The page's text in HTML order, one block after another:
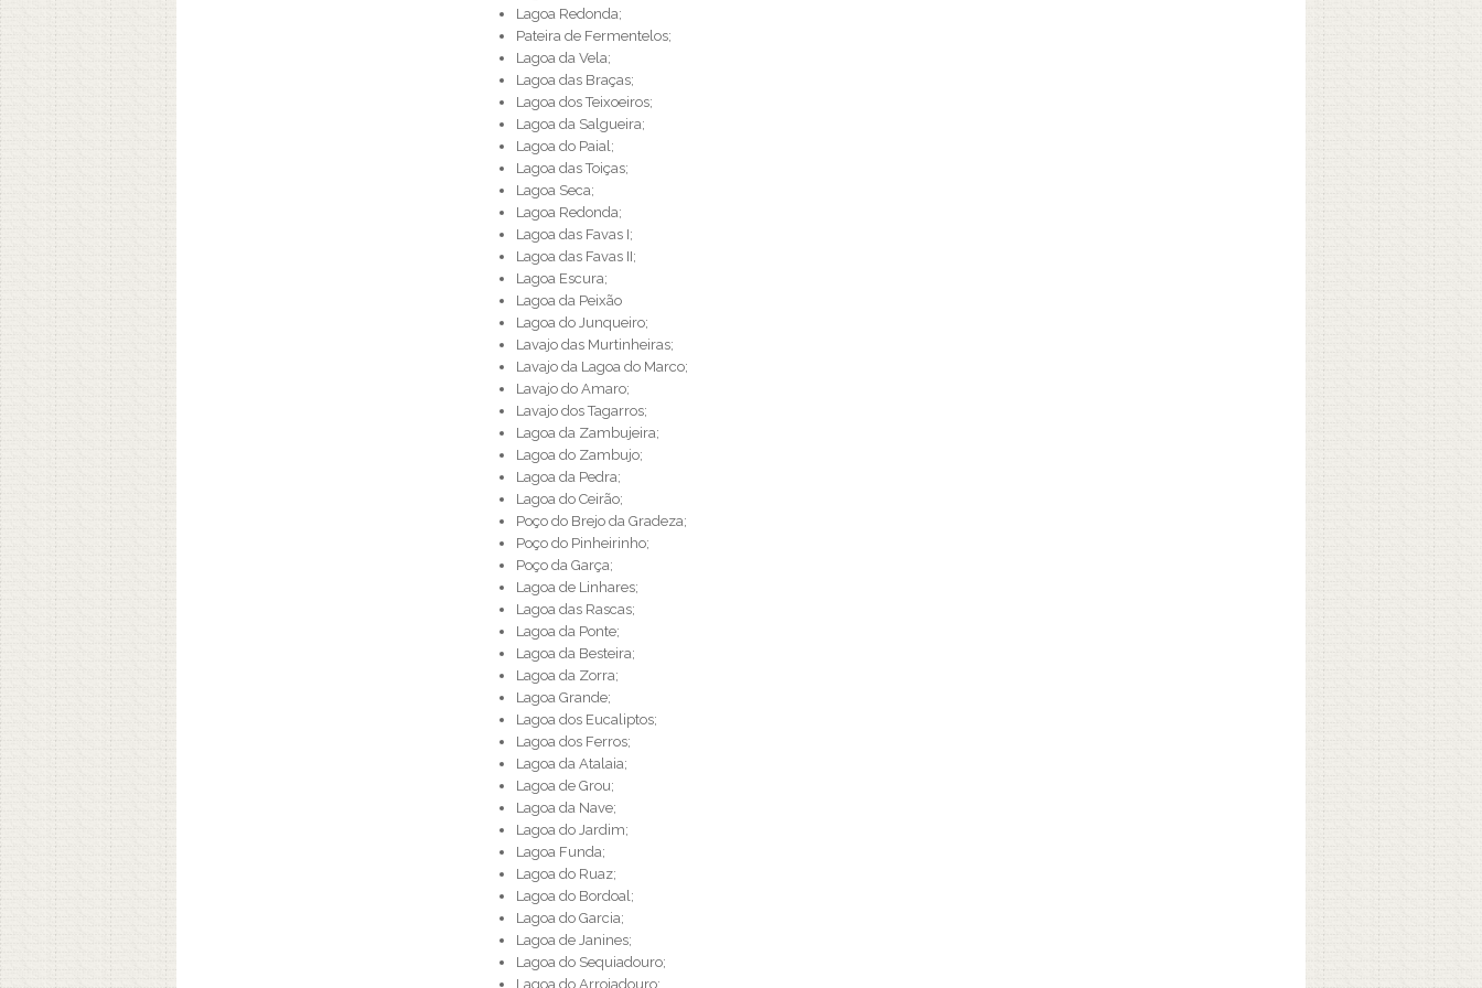
Lagoa Redonda;
Pateira de Fermentelos;
Lagoa da Vela;
Lagoa das Braças;
Lagoa dos Teixoeiros;
Lagoa da Salgueira;
Lagoa do Paial;
Lagoa das Toiças;
Lagoa Seca;
Lagoa Redonda;
Lagoa das Favas I;
Lagoa das Favas II;
Lagoa Escura;
Lagoa da Peixão
Lagoa do Junqueiro;
Lavajo das Murtinheiras;
Lavajo da Lagoa do Marco;
Lavajo do Amaro;
Lavajo dos Tagarros;
Lagoa da Zambujeira;
Lagoa do Zambujo;
Lagoa da Pedra;
Lagoa do Ceirão;
Poço do Brejo da Gradeza;
Poço do Pinheirinho;
Poço da Garça;
Lagoa de Linhares;
Lagoa das Rascas;
Lagoa da Ponte;
Lagoa da Besteira;
Lagoa da Zorra;
Lagoa Grande;
Lagoa dos Eucaliptos;
Lagoa dos Ferros;
Lagoa da Atalaia;
Lagoa de Grou;
Lagoa da Nave;
Lagoa do Jardim;
Lagoa Funda;
Lagoa do Ruaz;
Lagoa do Bordoal;
Lagoa do Garcia;
Lagoa de Janines;
Lagoa do Sequiadouro;
Lagoa do Arrojadouro;